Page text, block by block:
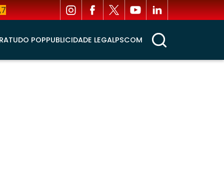
TUDO POPPUBLICIDADE LEGALPSCOM